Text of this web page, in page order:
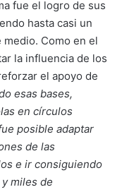
fue el logro de sus
hasta casi un
Como en el
la influencia de los
el apoyo de
esas bases,
en círculos
posible adaptar
de las
e ir consiguiendo
miles de